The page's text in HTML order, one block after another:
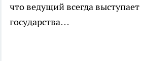
что ведущий всегда
государства…